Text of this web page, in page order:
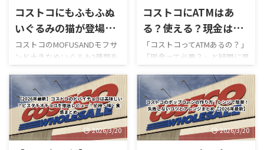
味の特徴 ミックスとの違い 口
コミ評判 おすすめ度 まで徹底
ている方はぜひ参考にしてく
ださい。 写真付きのレビュー
が見たい方はこちらをご覧く
ださい。
https://hubmedia.co.jp/costc
o/costco-i ...
商品一覧はこちら GWゴールデ
ンウィーク期間中のコストコ
がゴールデンウィークにコス
トコを訪れるのは毎年の楽し
みの一つですが、この時期の
営業時間変更や混雑状況には
いつも気を遣います。特に
2026年のゴールデンウィーク
は最 ...
コストコにもふもふぬ
いぐるみの猫が登場！
サメにゃんやエビフラ
イ・うさみみも！
コストコのMOFUSANDモフサ
ンド大きなぬいぐるみ3種類を
徹底解説｜値段・種類・口コ
ミ感想まとめ コストコ新商
品・おもちゃレビュー コスト
コのMOFUSANDモフサンド大
きなぬいぐるみ3種類を徹底解
説！値段・種類・おすすめポ
イントまとめ コストコのおも
コストコにATMはあ
る？使える？現金は必
要？支払い方法まで完
全解説【2026年最新】
「コストコってATMあるの？」
「現金って必要？」と疑問に思
ったことはありませんか？ 結
論から言うと、コストコは基本
的にキャッシュレス中心の店
舗で、ATMの設置状況や使い方
も一般のスーパーとは少し違
います。 この記事では、コス
トコのATM事情について、設置
2026/3/20 2026/3/20